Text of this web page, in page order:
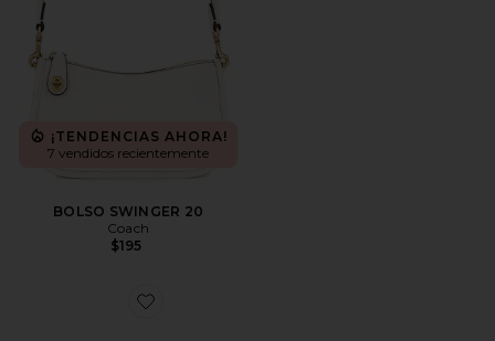
¡TENDENCIAS AHORA!
7 vendidos recientemente
BOLSO SWINGER 20
Coach
$195
Favorite PAÑALES SIERRA